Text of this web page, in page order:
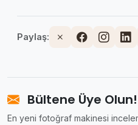
Paylaş:
Bültene Üye Olun!
En yeni fotoğraf makinesi